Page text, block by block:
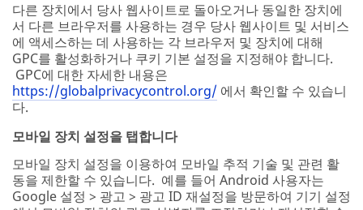
다른 장치에서 당사 웹사이트로 돌아오거나 동일한 장치에
서 다른 브라우저를 사용하는 경우 당사 웹사이트 및 서비스
에 액세스하는 데 사용하는 각 브라우저 및 장치에 대해
GPC를 활성화하거나 쿠키 기본 설정을 지정해야 합니다.
GPC에 대한 자세한 내용은
https://globalprivacycontrol.org/ 에서 확인할 수 있습니
다.
모바일 장치 설정을 탭합니다
모바일 장치 설정을 이용하여 모바일 추적 기술 및 관련 활
동을 제한할 수 있습니다. 예를 들어 Android 사용자는
Google 설정 > 광고 > 광고 ID 재설정을 방문하여 기기 설정